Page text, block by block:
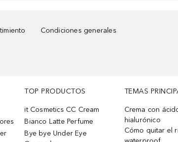
Condiciones generales
TOP PRODUCTOS
it Cosmetics CC Cream
Bianco Latte Perfume
Bye bye Under Eye
TEMAS
Crema con
hialurónico
Cómo quitar el